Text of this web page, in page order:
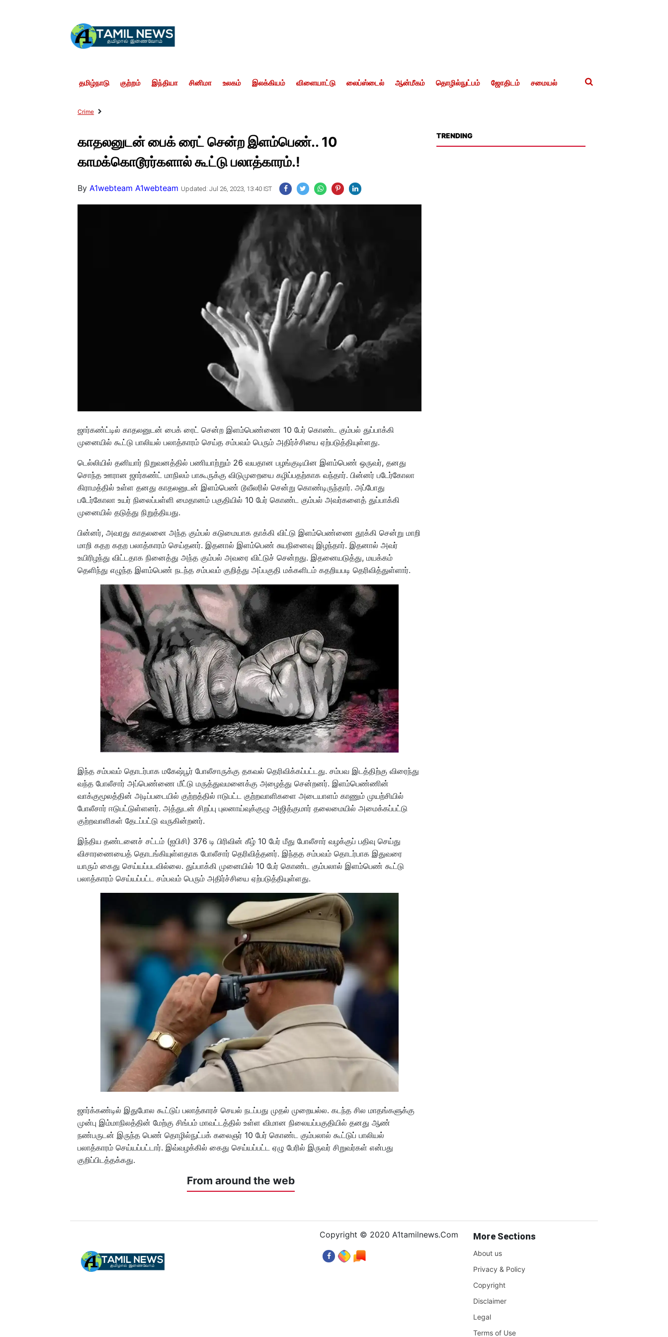
தமிழ்நாடு குற்றம் இந்தியா சினிமா உலகம் இலக்கியம் விளையாட்டு லைப்ஸ்டைல் ஆன்மீகம் தொழில்நுட்பம் ஜோதிடம் சமையல்
Crime
காதலனுடன் பைக் ரைட் சென்ற இளம்பெண்.. 10
காமக்கொடூரர்களால் கூட்டு பலாத்காரம்.!
ByA1webteam A1webteam Updated: Jul 26, 2023, 13:40 IST
ஜார்கண்ட்டில் காதலனுடன் பைக் ரைட் சென்ற இளம்பெண்ணை 10 பேர் கொண்ட கும்பல் துப்பாக்கி
முனையில் கூட்டு பாலியல் பலாத்காரம் செய்த சம்பவம் பெரும் அதிர்ச்சியை ஏற்படுத்தியுள்ளது.
டெல்லியில் தனியார் நிறுவனத்தில் பணியாற்றும் 26 வயதான பழங்குடியின இளம்பெண் ஒருவர், தனது
சொந்த ஊரான ஜார்கண்ட் மாநிலம் பாகூருக்கு விடுமுறையை கழிப்பதற்காக வந்தார். பின்னர் படேர்கோலா
கிராமத்தில் உள்ள தனது காதலனுடன் இளம்பெண் டூவீலரில் சென்று கொண்டிருந்தார். அப்போது
படேர்கோலா உயர் நிலைப்பள்ளி மைதானம் பகுதியில் 10 பேர் கொண்ட கும்பல் அவர்களைத் துப்பாக்கி
முனையில் தடுத்து நிறுத்தியது.
பின்னர், அவரது காதலனை அந்த கும்பல் கடுமையாக தாக்கி விட்டு இளம்பெண்ணை தூக்கி சென்று மாறி
மாறி கதற கதற பலாத்காரம் செய்தனர். இதனால் இளம்பெண் சுயநினைவு இழந்தார். இதனால் அவர்
உயிரிழந்து விட்டதாக நினைத்து அந்த கும்பல் அவரை விட்டுச் சென்றது. இதனையடுத்து, மயக்கம்
தெளிந்து எழுந்த இளம்பெண் நடந்த சம்பவம் குறித்து அப்பகுதி மக்களிடம் கதறியபடி தெரிவித்துள்ளார்.
இந்த சம்பவம் தொடர்பாக மகேஷ்பூர் போலீசாருக்கு தகவல் தெரிவிக்கப்பட்டது. சம்பவ இடத்திற்கு விரைந்து
வந்த போலீசார் அப்பெண்ணை மீட்டு மருத்துவமனைக்கு அழைத்து சென்றனர். இளம்பெண்ணின்
வாக்குமூலத்தின் அடிப்படையில் குற்றத்தில் ஈடுபட்ட குற்றவாளிகளை அடையாளம் காணும் முயற்சியில்
போலீசார் ஈடுபட்டுள்ளனர். அத்துடன் சிறப்பு புலனாய்வுக்குழு அஜித்குமார் தலைமையில் அமைக்கப்பட்டு
குற்றவாளிகள் தேடப்பட்டு வருகின்றனர்.
இந்திய தண்டனைச் சட்டம் (ஐபிசி) 376 டி பிரிவின் கீழ் 10 பேர் மீது போலீசார் வழக்குப் பதிவு செய்து
விசாரணையைத் தொடங்கியுள்ளதாக போலீசார் தெரிவித்தனர். இந்தத சம்பவம் தொடர்பாக இதுவரை
யாரும் கைது செய்யப்படவில்லை. துப்பாக்கி முனையில் 10 பேர் கொண்ட கும்பலால் இளம்பெண் கூட்டு
பலாத்காரம் செய்யப்பட்ட சம்பவம் பெரும் அதிர்ச்சியை ஏற்படுத்தியுள்ளது.
ஜார்க்கண்டில் இதுபோல கூட்டுப் பலாத்காரச் செயல் நடப்பது முதல் முறையல்ல. கடந்த சில மாதங்களுக்கு
முன்பு இம்மாநிலத்தின் மேற்கு சிங்பம் மாவட்டத்தில் உள்ள விமான நிலையப்பகுதியில் தனது ஆண்
நண்பருடன் இருந்த பெண் தொழில்நுட்பக் கலைஞர் 10 பேர் கொண்ட கும்பலால் கூட்டுப் பாலியல்
பலாத்காரம் செய்யப்பட்டார். இவ்வழக்கில் கைது செய்யப்பட்ட ஏழு பேரில் இருவர் சிறுவர்கள் என்பது
குறிப்பிடத்தக்கது.
From around the web
TRENDING
Copyright © 2020 A1tamilnews.Com More Sections
About us
Privacy & Policy
Copyright
Disclaimer
Legal
Terms of Use